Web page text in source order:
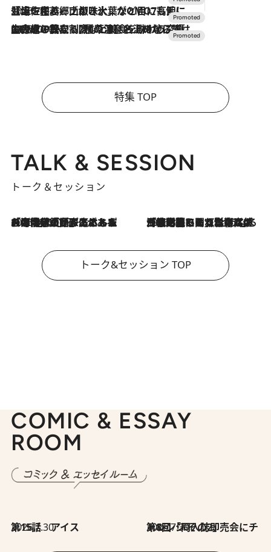
2026.7.17
「土佐和ハーブかき氷」がOMO7高知に登場！生姜、山椒、大葉など目にも舌にも涼を呼ぶ郷土の味
2026.7.10
NEW OPEN！【界 草津】名湯の地に誕生。趣の異なる2種の温泉と上州ならではの会席・蕎麦割烹など美食を味わう究極の癒やし旅
特集 TOP
TALK & SESSION
トーク＆セッション
2026.8.3
「今後値上げがあるとすれば…」「リスクがあるのは今年の冬」エネルギー専門家が語る、ホルムズ海峡封鎖が家庭にもたらす“ある心配” 2026.8.3
「住宅建てられない…」「サーチャージ料の高値が続いている」ホルムズ海峡封鎖による影響はいつまで続く？《エネルギー専門家に聞く“どうなる日本の暮らし”》
トーク&セッション TOP
COMIC & ESSAY
ROOM
2026.7.30
第15話 アイス 2026.7.30
第8回「同人誌即売会にチャレンジ その2」